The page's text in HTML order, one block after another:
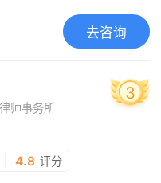
去咨询
师事务所
3
4.8 评分